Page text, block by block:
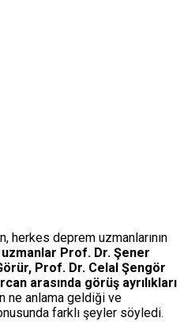
herkes deprem uzmanlarının
Prof. Dr. Şener
Prof. Dr. Celal Şengör
arasında görüş ayrılıkları
ne anlama geldiği ve
farklı şeyler söyledi.